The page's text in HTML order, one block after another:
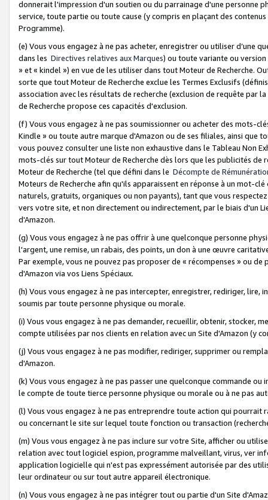
donnerait l'impression d'un soutien ou du parrainage d'une personne
service, toute partie ou toute cause (y compris en plaçant des
Programme).
(e) Vous vous engagez à ne pas acheter, enregistrer ou utiliser d’une
dans les Directives relatives aux Marques) ou toute variante ou
» et « kindel ») en vue de les utiliser dans tout Moteur de Recherche.
sorte que tout Moteur de Recherche exclue les Termes Exclusifs
association avec les résultats de recherche (exclusion de requête
de Recherche propose ces capacités d'exclusion.
(f) Vous vous engagez à ne pas soumissionner ou acheter des mots-
Kindle » ou toute autre marque d'Amazon ou de ses filiales, ainsi que
vous pouvez consulter une liste non exhaustive dans le Tableau Non
mots-clés sur tout Moteur de Recherche dès lors que les publicités de
Moteur de Recherche (tel que défini dans le Décompte de
Moteurs de Recherche afin qu'ils apparaissent en réponse à un mot-
naturels, gratuits, organiques ou non payants), tant que vous
vers votre site, et non directement ou indirectement, par le biais d'un
d'Amazon.
(g) Vous vous engagez à ne pas offrir à une quelconque personne
l'argent, une remise, un rabais, des points, un don à une œuvre
Par exemple, vous ne pouvez pas proposer de « récompenses » ou
d'Amazon via vos Liens Spéciaux.
(h) Vous vous engagez à ne pas intercepter, enregistrer, rediriger,
soumis par toute personne physique ou morale.
(i) Vous vous engagez à ne pas demander, recueillir, obtenir, stocker,
compte utilisées par nos clients en relation avec un Site d'Amazon (y
(j) Vous vous engagez à ne pas modifier, rediriger, supprimer ou
d'Amazon.
(k) Vous vous engagez à ne pas passer une quelconque commande
le compte de toute tierce personne physique ou morale ou à ne pas
(l) Vous vous engagez à ne pas entreprendre toute action qui
ou concernant le site sur lequel toute fonction ou transaction
(m) Vous vous engagez à ne pas inclure sur votre Site, afficher ou
relation avec tout logiciel espion, programme malveillant, virus, ver
application logicielle qui n'est pas expressément autorisée par des
leur ordinateur ou sur tout autre appareil électronique.
(n) Vous vous engagez à ne pas intégrer tout ou partie d'un Site